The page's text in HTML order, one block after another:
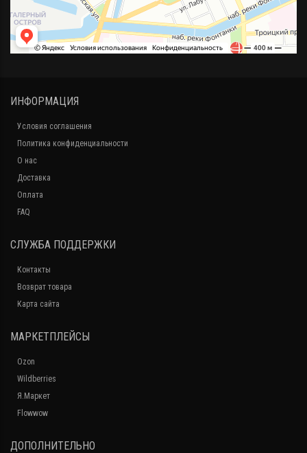
ИНФОРМАЦИЯ
Условия соглашения
Политика конфиденциальности
О нас
Доставка
Оплата
FAQ
СЛУЖБА ПОДДЕРЖКИ
Контакты
Возврат товара
Карта сайта
МАРКЕТПЛЕЙСЫ
Ozon
Wildberries
Я.Маркет
Flowwow
ДОПОЛНИТЕЛЬНО